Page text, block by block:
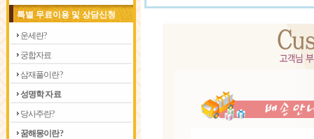
특별 무료이용 및 상담신청
운 세 란 ?
궁 합 자 료
삼 재 풀 이 란 ?
성 명 학 자 료
당 사 주 란 ?
꿈 해 몽 이 란 ?